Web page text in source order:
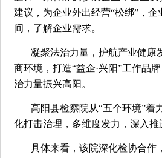
建议，为企业外出经营“松绑”，
间，了解企业需求。
凝聚法治力量，护航产业健康
商环境，打造“益企·兴阳”工作品
治力量振兴高阳。
高阳县检察院从“五个环境”着
化打击治理，多维度发力，深入推
具体来看，该院深化检协合作